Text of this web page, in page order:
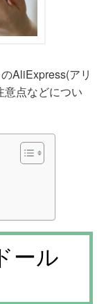
AliExpress(アリ
意点などについ
ール